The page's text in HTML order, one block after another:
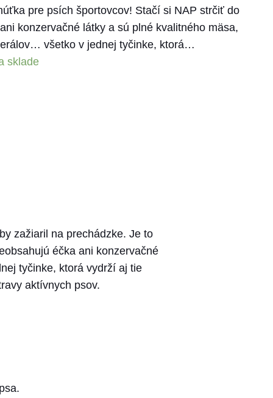
pre psích športovcov! Stačí si NAP strčiť do
konzervačné látky a sú plné kvalitného mäsa,
všetko v jednej tyčinke, ktorá…
sklade
zažiaril na prechádzke. Je to
éčka ani konzervačné
tyčinke, ktorá vydrží aj tie
aktívnych psov.